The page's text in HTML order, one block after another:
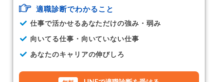
適職診断でわかること
仕事で活かせるあなただけの強み・弱み
向いてる仕事・向いていない仕事
あなたのキャリアの伸びしろ